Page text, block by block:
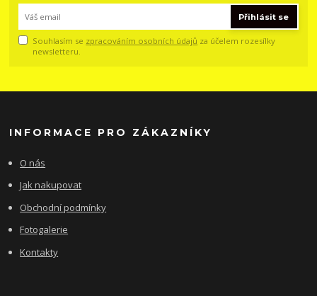
Přihlásit se
Souhlasím se zpracováním osobních údajů za účelem rozesílky
newsletteru.
INFORMACE PRO ZÁKAZNÍKY
O nás
Jak nakupovat
Obchodní podmínky
Fotogalerie
Kontakty